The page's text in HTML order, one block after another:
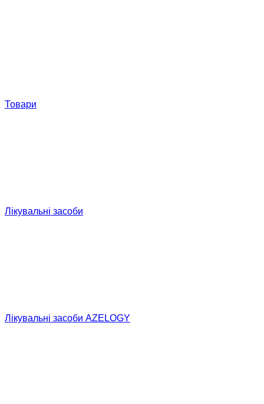
Товари
Лікувальні засоби
Лікувальні засоби AZELOGY